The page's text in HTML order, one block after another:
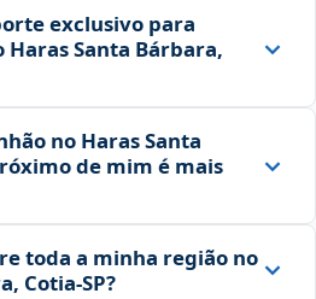
exclusivo para
Haras Santa Bárbara,
no Haras Santa
de mim é mais
toda a minha região no
Cotia‑SP?